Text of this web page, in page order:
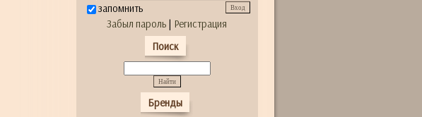
запомнить
Забыл пароль | Регистрация
Поиск
Бренды